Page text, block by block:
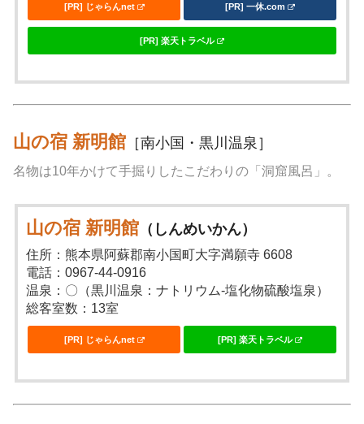
[PR] じゃらんnet [PR] 一休.com
[PR] 楽天トラベル
山の宿 新明館 ［南小国・黒川温泉］
名物は10年かけて手掘りしたこだわりの「洞窟風呂」。
山の宿 新明館 （しんめいかん）
住所：熊本県阿蘇郡南小国町大字満願寺 6608
電話：0967-44-0916
温泉：〇（黒川温泉：ナトリウム-塩化物硫酸塩泉）
総客室数：13室
[PR] じゃらんnet [PR] 楽天トラベル